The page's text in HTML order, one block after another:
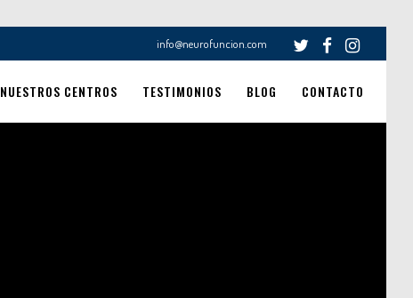
info@neurofuncion.com
NUESTROS CENTROS TESTIMONIOS BLOG CONTACTO